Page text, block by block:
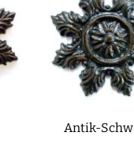
Antik-